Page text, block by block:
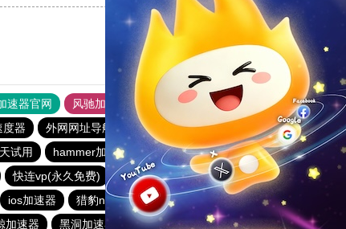
速器官网 风驰加速器
旋风加速器
度器 外网网址导航 软件中心 雷霆加速
狂飙加速器
试用 hammer加速器 酷通加速器
黑洞nvp加速器
快连vp(永久免费) 雷霆加器速
闪电猫加速器
ios加速器 猎豹nvp加速器 酷通加速器
迷雾通
加速器 黑洞加速器 旋风加速器官网 蚂蚁加速器